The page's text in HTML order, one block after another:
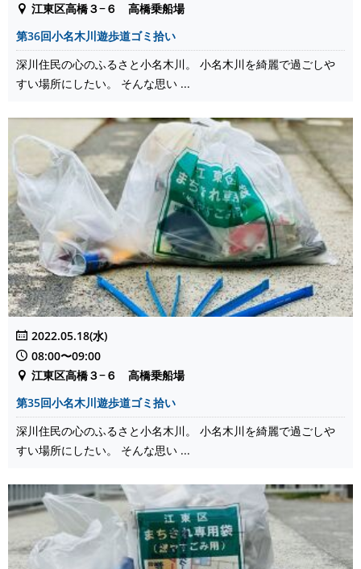
江東区高橋３−６ 高橋乗船場
第36回小名木川遊歩道ゴミ拾い
深川住民の心のふるさと小名木川。 小名木川を綺麗で過ごしや
すい場所にしたい。 そんな思い ...
2022.05.18(水)
08:00〜09:00
江東区高橋３−６ 高橋乗船場
第35回小名木川遊歩道ゴミ拾い
深川住民の心のふるさと小名木川。 小名木川を綺麗で過ごしや
すい場所にしたい。 そんな思い ...